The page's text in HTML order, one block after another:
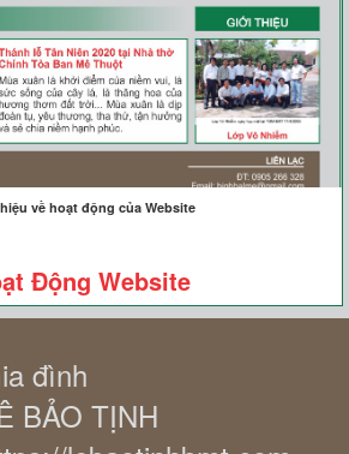
về hoạt động của Website
Động Website
đình
BẢO TỊNH